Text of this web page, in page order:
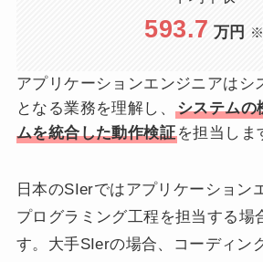
593.7 万円 ※
アプリケーションエンジニアはシ
となる業務を理解し、
システムの
ムを統合した動作検証を担当しま
日本のSIerではアプリケーション
プログラミング工程を担当する場
す。大手SIerの場合、コーディン